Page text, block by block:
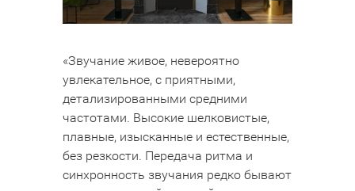
«Звучание живое, невероятно
увлекательное, с приятными,
детализированными средними
частотами. Высокие шелковистые,
плавные, изысканные и естественные,
без резкости. Передача ритма и
синхронность звучания редко бывают